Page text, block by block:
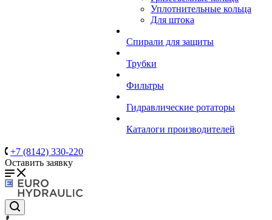
Уплотнительные кольца
Для штока
Спирали для защиты
Трубки
Фильтры
Гидравлические ротаторы
Каталоги производителей
+7 (8142) 330-220
Оставить заявку